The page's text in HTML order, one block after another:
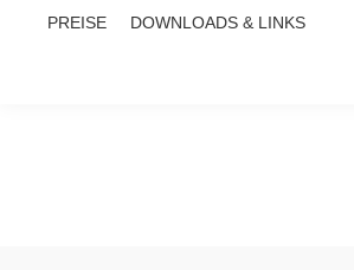
PREISE DOWNLOADS & LINKS